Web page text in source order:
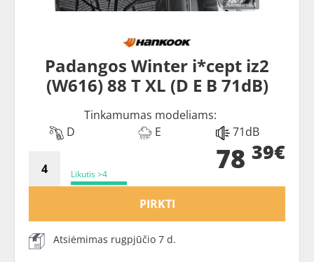
Padangos Winter i*cept iz2
(W616) 88 T XL (D E B 71dB)
Tinkamumas modeliams:
D
E 71dB
Likutis >4 78 39€
PIRKTI
Atsiėmimas rugpjūčio 7 d.